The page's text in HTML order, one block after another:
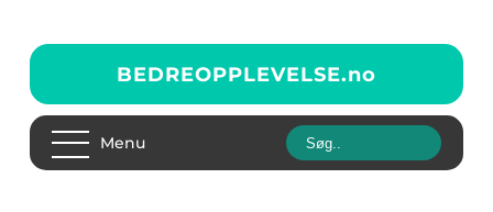
BEDREOPPLEVELSE.no
Menu